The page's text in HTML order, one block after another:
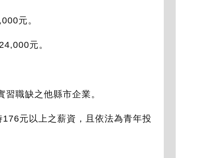
元。
元。
職缺之他縣市企業。
元以上之薪資，且依法為青年投